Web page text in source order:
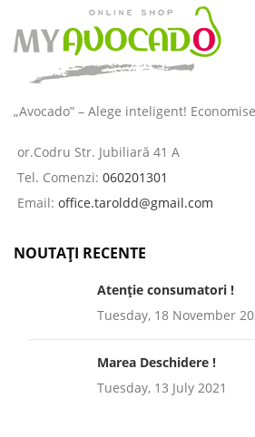
„Avocado” – Alege inteligent!
or.Codru Str. Jubiliară 41 A
Tel. Comenzi: 060201301
Email: office.taroldd@gmail.com
NOUTAȚI RECENTE
Atenție consumatori !
Tuesday, 18 November
Marea Deschidere !
Tuesday, 13 July 2021